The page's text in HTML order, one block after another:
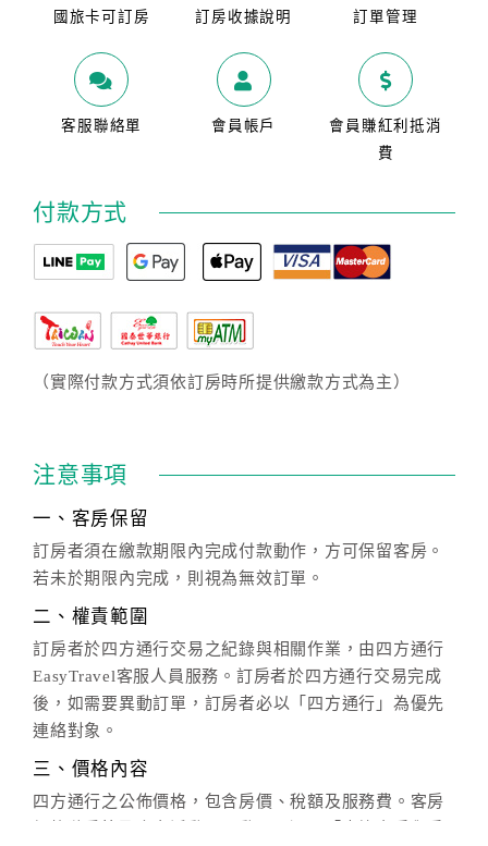
國旅卡可訂房 訂房收據說明 訂單管理
客服聯絡單 會員帳戶
會員賺紅利抵消
費
付款方式
（實際付款方式須依訂房時所提供繳款方式為主）
注意事項
一、客房保留
訂房者須在繳款期限內完成付款動作，方可保留客房。
若未於期限內完成，則視為無效訂單。
二、權責範圍
訂房者於四方通行交易之紀錄與相關作業，由四方通行
EasyTravel客服人員服務。訂房者於四方通行交易完成
後，如需要異動訂單，訂房者必以「四方通行」為優先
連絡對象。
三、價格內容
四方通行之公佈價格，包含房價、稅額及服務費。客房